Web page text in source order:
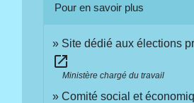
Pour en savoir plus
Site dédié aux élections
open_in_new
Ministère chargé du travail
Comité social et